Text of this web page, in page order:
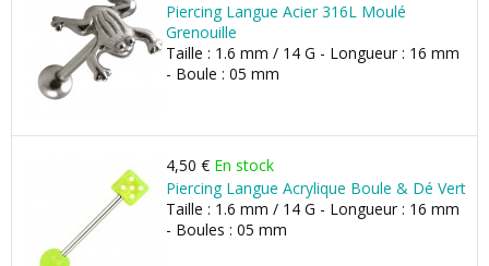
Piercing Langue Acier 316L Moulé
Grenouille
Taille : 1.6 mm / 14 G - Longueur : 16 mm
- Boule : 05 mm
4,50 € En stock
Piercing Langue Acrylique Boule & Dé Vert
Taille : 1.6 mm / 14 G - Longueur : 16 mm
- Boules : 05 mm